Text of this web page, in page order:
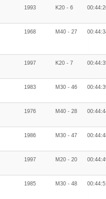
1993 K20 - 6
1968 M40 - 27
1997 K20 - 7
1983 M30 - 46
1976 M40 - 28
1986 M30 - 47
1997 M20 - 20
1985 M30 - 48